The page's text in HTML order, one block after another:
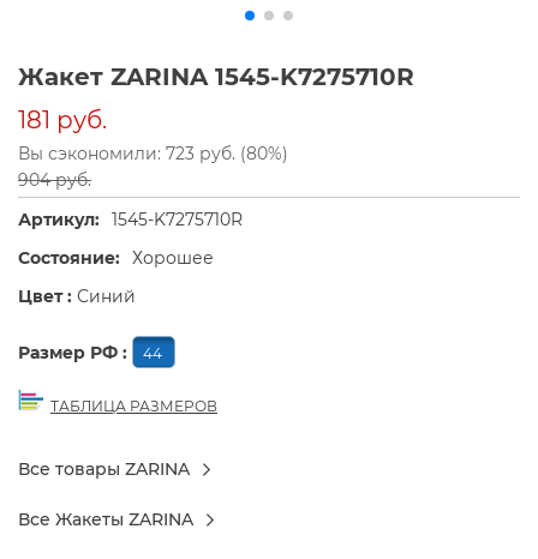
Жакет ZARINA 1545-K7275710R
181 руб.
Вы сэкономили: 723 руб. (80%)
904 руб.
Артикул: 1545-K7275710R
Состояние: Хорошее
Цвет : Синий
Размер РФ : 44
ТАБЛИЦА РАЗМЕРОВ
Все товары ZARINA
Все Жакеты ZARINA